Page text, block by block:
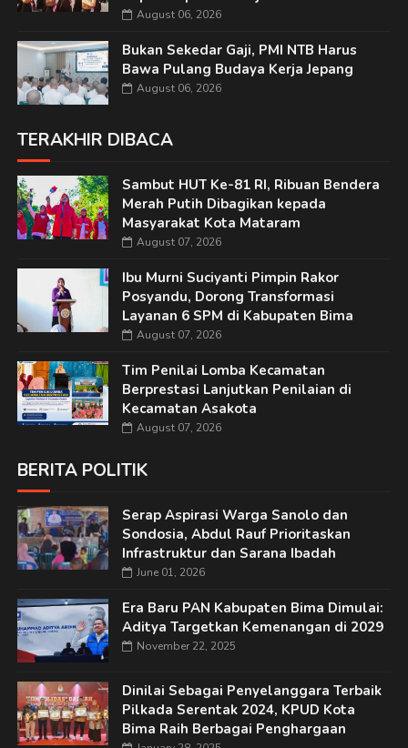
August 06, 2026
Bukan Sekedar Gaji, PMI NTB Harus
Bawa Pulang Budaya Kerja Jepang
August 06, 2026
TERAKHIR DIBACA
Sambut HUT Ke-81 RI, Ribuan Bendera
Merah Putih Dibagikan kepada
Masyarakat Kota Mataram
August 07, 2026
Ibu Murni Suciyanti Pimpin Rakor
Posyandu, Dorong Transformasi
Layanan 6 SPM di Kabupaten Bima
August 07, 2026
Tim Penilai Lomba Kecamatan
Berprestasi Lanjutkan Penilaian di
Kecamatan Asakota
August 07, 2026
BERITA POLITIK
Serap Aspirasi Warga Sanolo dan
Sondosia, Abdul Rauf Prioritaskan
Infrastruktur dan Sarana Ibadah
June 01, 2026
Era Baru PAN Kabupaten Bima Dimulai:
Aditya Targetkan Kemenangan di 2029
November 22, 2025
Dinilai Sebagai Penyelanggara Terbaik
Pilkada Serentak 2024, KPUD Kota
Bima Raih Berbagai Penghargaan